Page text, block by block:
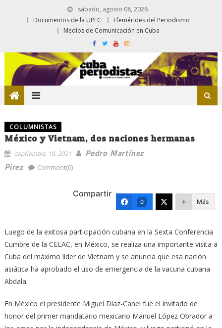
sábado, agosto 08, 2026
Documentos de la UPEC
Efemérides del Periodismo
Medios de Comunicación en Cuba
COLUMNISTAS
México y Vietnam, dos naciones hermanas
septiembre 19, 2021
Pedro Martínez
Pirez
Comment(0)
Compartir
0 Más
Luego de la exitosa participación cubana en la Sexta Conferencia
Cumbre de la CELAC, en México, se realiza una importante visita a
Cuba del máximo líder de Vietnam y se anuncia que esa nación
asiática ha aprobado el uso de emergencia de la vacuna cubana
Abdala.
En México el presidente Miguel Díaz-Canel fue el invitado de
honor del primer mandatario mexicano Manuel López Obrador a